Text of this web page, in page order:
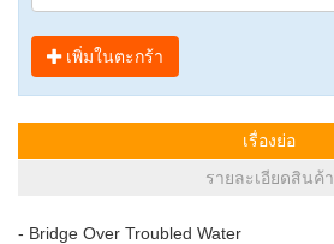
เพิ่มในตะกร้า
เรื่องย่อ
รายละเอียดสินค้า
- Bridge Over Troubled Water